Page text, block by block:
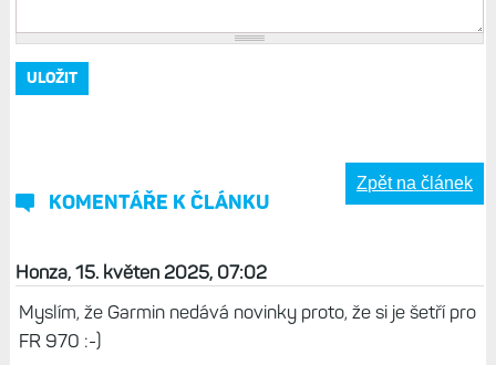
KOMENTÁŘE K ČLÁNKU
Zpět na článek
Honza, 15. květen 2025, 07:02
Myslím, že Garmin nedává novinky proto, že si je šetří pro
FR 970 :-)